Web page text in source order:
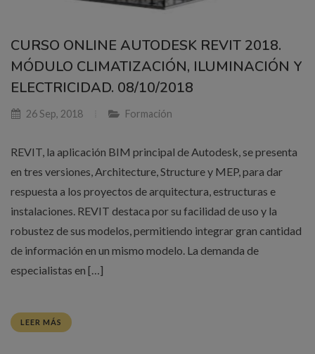
CURSO ONLINE AUTODESK REVIT 2018.
MÓDULO CLIMATIZACIÓN, ILUMINACIÓN Y
ELECTRICIDAD. 08/10/2018
26 Sep, 2018 Formación
REVIT, la aplicación BIM principal de Autodesk, se presenta
en tres versiones, Architecture, Structure y MEP, para dar
respuesta a los proyectos de arquitectura, estructuras e
instalaciones. REVIT destaca por su facilidad de uso y la
robustez de sus modelos, permitiendo integrar gran cantidad
de información en un mismo modelo. La demanda de
especialistas en […]
LEER MÁS